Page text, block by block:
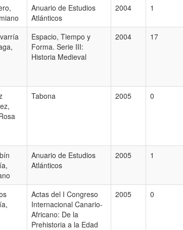
Anuario de Estudios
Atlánticos
2004 1
Espacio, Tiempo y
Forma. Serie III:
Historia Medieval
2004 17
Tabona 2005 0
Anuario de Estudios
Atlánticos
2005 1
Actas del I Congreso
Internacional Canario-
Africano: De la
Prehistoria a la Edad
2005 0